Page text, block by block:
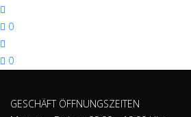
0
0
GESCHÄFT ÖFFNUNGSZEITEN